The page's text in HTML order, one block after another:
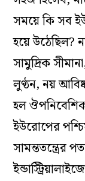
সময়ে কি সব
হয়ে উঠেছিল?
সামুদ্রিক
লুণ্ঠন, নয়
হল
ইউরোপের
সামন্ততন্ত্রের